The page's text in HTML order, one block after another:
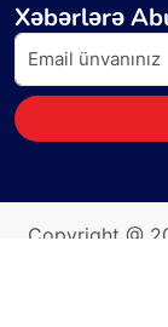
Xəbərlərə
Copyright @